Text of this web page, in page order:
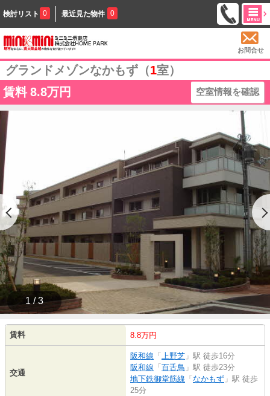
検討リスト 0 最近見た物件 0
お問合せ
グランドメゾンなかもず（1室）
賃料 8.8万円 空室情報を確認
1 / 3
賃料 8.8万円
交通
阪和線 「 上野芝 」駅 徒歩16分
阪和線 「 百舌鳥 」駅 徒歩23分
地下鉄御堂筋線 「 なかもず 」駅 徒歩
25分